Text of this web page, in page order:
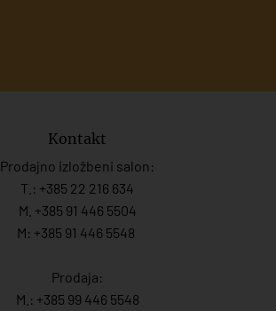
Kontakt
Prodajno izložbeni salon:
T.: +385 22 216 634
M. +385 91 446 5504
M: +385 91 446 5548
Prodaja:
M.: +385 99 446 5548